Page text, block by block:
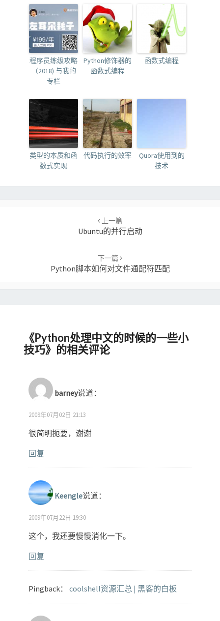
程序员练级攻略
（2018) 与我的
专栏
Python修饰器的
函数式编程
函数式编程
类型的本质和函
数式实现
代码执行的效率
Quora使用到的
技术
上一篇
Ubuntu的并行启动
下一篇
Python脚本如何对文件通配符匹配
《Python处理中文的时候的一些小
技巧》的相关评论
barney说道：
2009年07月02日 21:13
很简明扼要，谢谢
回复
Keengle说道：
2009年07月22日 19:30
这个，我还要慢慢消化一下。
回复
Pingback： coolshell资源汇总 | 黑客的白板